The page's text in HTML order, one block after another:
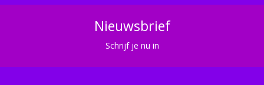
Nieuwsbrief
Schrijf je nu in